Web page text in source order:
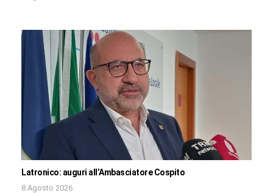
Latronico: auguri all’Ambasciatore Cospito
8 Agosto 2026